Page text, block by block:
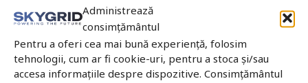
Administrează
consimțământul
Pentru a oferi cea mai bună experiență, folosim
tehnologii, cum ar fi cookie-uri, pentru a stoca și/sau
accesa informațiile despre dispozitive. Consimțământul
Interfață
universală /
USB-C
universală /
Pixeli efectivi
Pixeli totali >
Pixeli totali >